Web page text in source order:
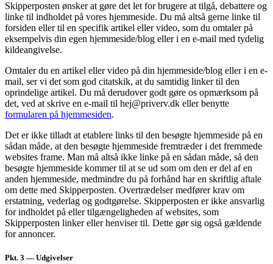
Skipperposten ønsker at gøre det let for brugere at tilgå, debattere og
linke til indholdet på vores hjemmeside. Du må altså gerne linke til
forsiden eller til en specifik artikel eller video, som du omtaler på
eksempelvis din egen hjemmeside/blog eller i en e-mail med tydelig
kildeangivelse.
Omtaler du en artikel eller video på din hjemmeside/blog eller i en e-
mail, ser vi det som god citatskik, at du samtidig linker til den
oprindelige artikel. Du må derudover godt gøre os opmærksom på
det, ved at skrive en e-mail til hej@priverv.dk eller benytte
formularen på hjemmesiden.
Det er ikke tilladt at etablere links til den besøgte hjemmeside på en
sådan måde, at den besøgte hjemmeside fremtræder i det fremmede
websites frame. Man må altså ikke linke på en sådan måde, så den
besøgte hjemmeside kommer til at se ud som om den er del af en
anden hjemmeside, medmindre du på forhånd har en skriftlig aftale
om dette med Skipperposten. Overtrædelser medfører krav om
erstatning, vederlag og godtgørelse. Skipperposten er ikke ansvarlig
for indholdet på eller tilgængeligheden af websites, som
Skipperposten linker eller henviser til. Dette gør sig også gældende
for annoncer.
Pkt. 3 — Udgivelser